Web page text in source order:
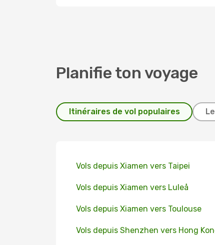
Planifie ton voyage
Itinéraires de vol populaires
Vols depuis Xiamen vers Taipei
Vols depuis Xiamen vers Luleå
Vols depuis Xiamen vers Toulouse
Vols depuis Shenzhen vers Hong